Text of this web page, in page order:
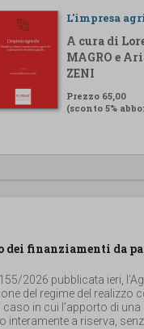
L'impresa
A cura di
MAGRO e
ZENI
Prezzo 65,00
(sconto 5%
dei finanziamenti da
2026 pubblicata ieri,
del regime del realizzo
in cui l’apporto di una
interamente a riserva,